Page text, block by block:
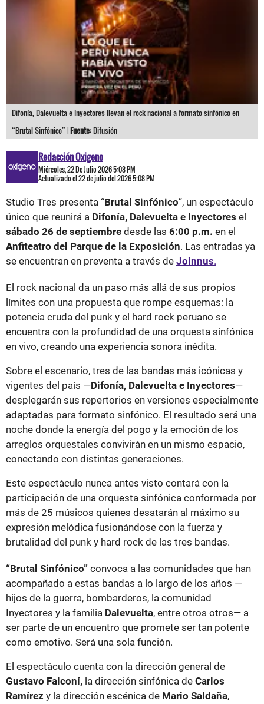
Difonía, Dalevuelta e Inyectores llevan el rock nacional a formato sinfónico en
“Brutal Sinfónico” |Fuente:Difusión
Redacción Oxigeno
Miércoles, 22 De Julio 2026 5:08 PM
Actualizado el 22 de julio del 2026 5:08 PM
Studio Tres presenta “Brutal Sinfónico”, un espectáculo
único que reunirá a Difonía, Dalevuelta e Inyectores el
sábado 26 de septiembre desde las 6:00 p.m. en el
Anfiteatro del Parque de la Exposición. Las entradas ya
se encuentran en preventa a través de Joinnus.
El rock nacional da un paso más allá de sus propios
límites con una propuesta que rompe esquemas: la
potencia cruda del punk y el hard rock peruano se
encuentra con la profundidad de una orquesta sinfónica
en vivo, creando una experiencia sonora inédita.
Sobre el escenario, tres de las bandas más icónicas y
vigentes del país —Difonía, Dalevuelta e Inyectores—
desplegarán sus repertorios en versiones especialmente
adaptadas para formato sinfónico. El resultado será una
noche donde la energía del pogo y la emoción de los
arreglos orquestales convivirán en un mismo espacio,
conectando con distintas generaciones.
Este espectáculo nunca antes visto contará con la
participación de una orquesta sinfónica conformada por
más de 25 músicos quienes desatarán al máximo su
expresión melódica fusionándose con la fuerza y
brutalidad del punk y hard rock de las tres bandas.
“Brutal Sinfónico” convoca a las comunidades que han
acompañado a estas bandas a lo largo de los años —
hijos de la guerra, bombarderos, la comunidad
Inyectores y la familia Dalevuelta, entre otros otros— a
ser parte de un encuentro que promete ser tan potente
como emotivo. Será una sola función.
El espectáculo cuenta con la dirección general de
Gustavo Falconí, la dirección sinfónica de Carlos
Ramírez y la dirección escénica de Mario Saldaña,